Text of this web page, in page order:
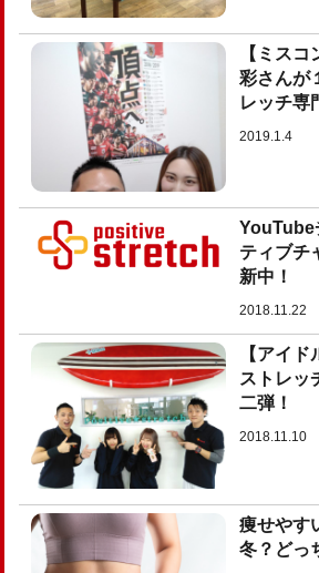
【ミス
彩さんが
レッチ専
2019.1.4
YouTube
ティブチ
新中！
2018.11.22
【アイ
ストレッ
二弾！
2018.11.10
痩せやす
冬？どっ